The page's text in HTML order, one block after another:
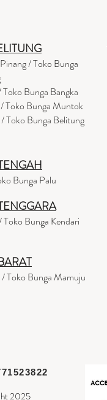
/ Toko Bunga
Bunga Bangka
Toko Bunga Muntok
Toko Bunga Belitung
Bunga Palu
Bunga Kendari
Toko Bunga Mamuju
2025